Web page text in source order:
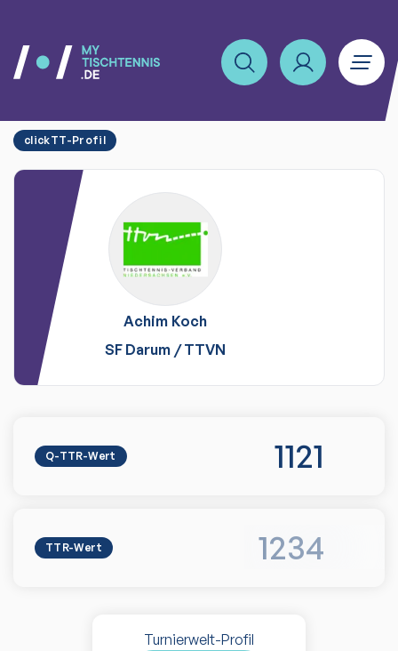
clickTT-Profil
Achim Koch
SF Darum /TTVN
Q-TTR-Wert 1121
TTR-Wert 1234
Turnierwelt-Profil